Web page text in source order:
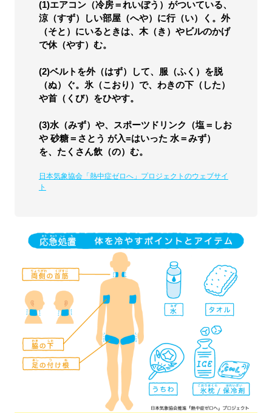
(1)エアコン（冷房＝れいぼう）がついている、
涼（すず）しい部屋（へや）に行（い）く。外
（そと）にいるときは、木（き）やビルのかげ
で休（やす）む。
(2)ベルトを外（はず）して、服（ふく）を脱
（ぬ）ぐ。氷（こおり）で、わきの下（した）
や首（くび）をひやす。
(3)水（みず）や、スポーツドリンク（塩＝しお
や 砂糖＝さとう が入=はいった 水＝みず）
を、たくさん飲（の）む。
日本気象協会「熱中症ゼロへ」プロジェクトのウェブサイ
ト